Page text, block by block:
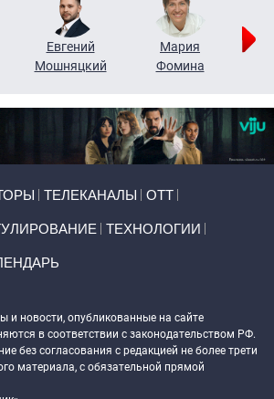
Евгений
Мошняцкий
Мария
Фомина
ТЕЛЕКАНАЛЫ ОТТ
ТЕХНОЛОГИИ
и новости, опубликованные на сайте
в соответствии с законодательством РФ.
без согласования с редакцией не более трети
материала, с обязательной прямой